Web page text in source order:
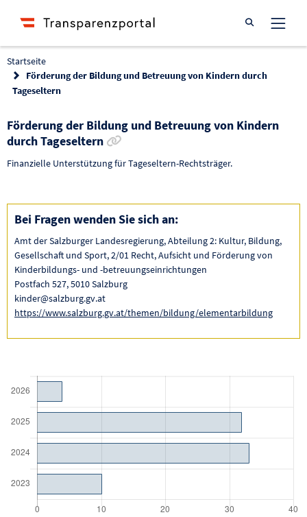
Suche öffnen
Startseite
Förderung der Bildung und Betreuung von Kindern durch
Tageseltern
Förderung der Bildung und Betreuung von Kindern
durch Tageseltern
Finanzielle Unterstützung für Tageseltern-Rechtsträger.
Bei Fragen wenden Sie sich an:
Amt der Salzburger Landesregierung, Abteilung 2: Kultur, Bildung,
Gesellschaft und Sport, 2/01 Recht, Aufsicht und Förderung von
Kinderbildungs- und -betreuungseinrichtungen
Postfach 527, 5010 Salzburg
kinder@salzburg.gv.at
https://www.salzburg.gv.at/themen/bildung/elementarbildung